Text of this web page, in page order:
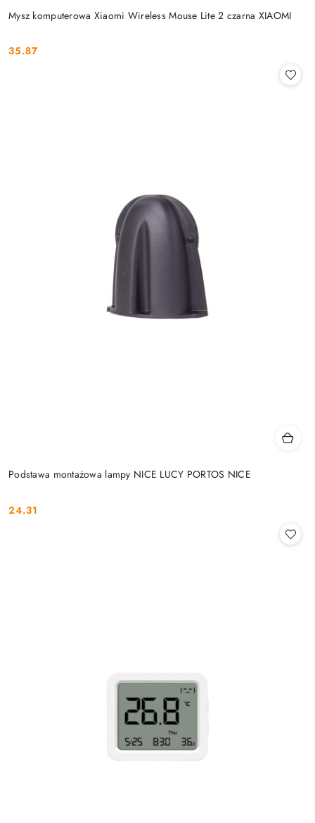
Mysz komputerowa Xiaomi Wireless Mouse Lite 2 czarna XIAOMI
Cena:
35.87
Podstawa montażowa lampy NICE LUCY PORTOS NICE
Cena:
24.31